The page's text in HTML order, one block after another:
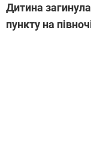
Дитина
пункту на